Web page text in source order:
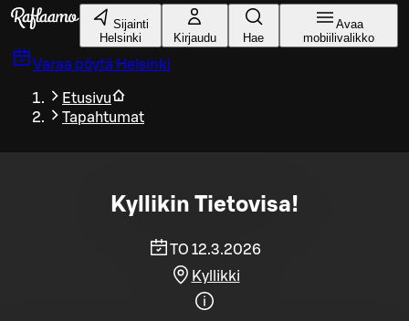
Siirry pääsisältöön
Sijainti
Helsinki
Kirjaudu Hae
Avaa
mobiilivalikko
Varaa pöytä Helsinki
Etusivu
Tapahtumat
Kyllikin Tietovisa!
TO 12.3.2026
Kyllikki